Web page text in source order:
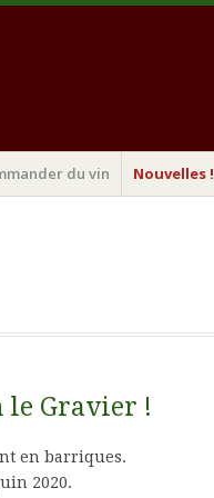
du vin Nouvelles !
le Gravier !
en barriques.
2020.